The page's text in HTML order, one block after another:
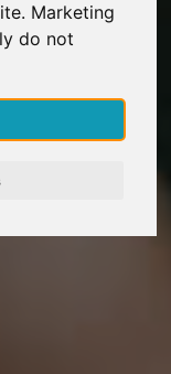
Marketing
do not